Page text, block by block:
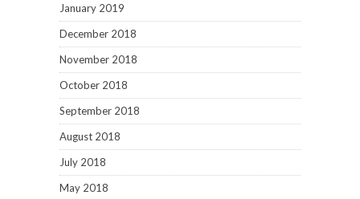
January 2019
December 2018
November 2018
October 2018
September 2018
August 2018
July 2018
May 2018